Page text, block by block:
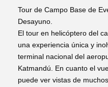
Tour de Campo Base de
Desayuno.
El tour en helicóptero del
una experiencia única y
terminal nacional del
Katmandú. En cuanto el
puede ver vistas de